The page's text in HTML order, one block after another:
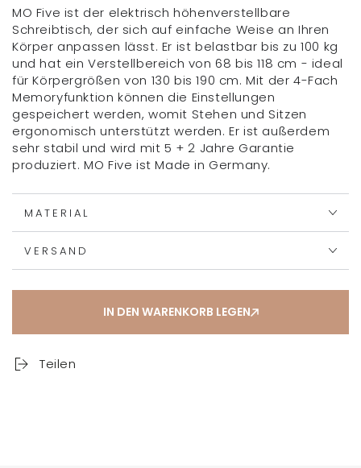
MO Five ist der elektrisch höhenverstellbare
Schreibtisch, der sich auf einfache Weise an Ihren
Körper anpassen lässt. Er ist belastbar bis zu 100 kg
und hat ein Verstellbereich von 68 bis 118 cm - ideal
für Körpergrößen von 130 bis 190 cm. Mit der 4-Fach
Memoryfunktion können die Einstellungen
gespeichert werden, womit Stehen und Sitzen
ergonomisch unterstützt werden. Er ist außerdem
sehr stabil und wird mit 5 + 2 Jahre Garantie
produziert. MO Five ist Made in Germany.
MATERIAL
VERSAND
IN DEN WARENKORB LEGEN
Teilen